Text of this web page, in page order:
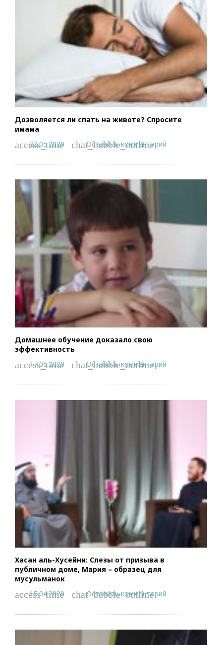
Дозволяется ли спать на животе? Спросите
имама
access_time
22.05.2020 chat_bubble_outline
Оставить комментарий
Домашнее обучение доказало свою
эффективность
access_time
17.05.2020 chat_bubble_outline
Оставить комментарий
Хасан аль-Хусейни: Слезы от призыва в
публичном доме, Мария – образец для
мусульманок
access_time
15.04.2020 chat_bubble_outline
Оставить комментарий